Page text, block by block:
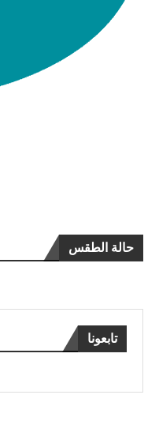
حالة الطقس
تابعونا